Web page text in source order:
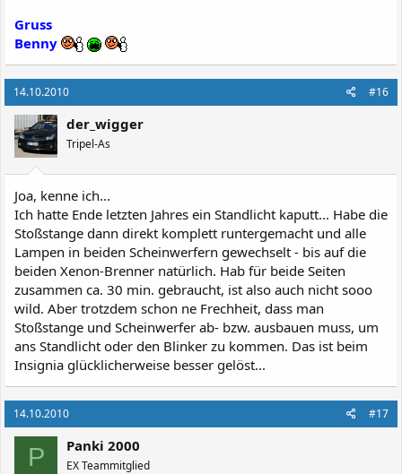
Gruss
Benny
14.10.2010 #16
der_wigger
Tripel-As
Joa, kenne ich...
Ich hatte Ende letzten Jahres ein Standlicht kaputt... Habe die
Stoßstange dann direkt komplett runtergemacht und alle
Lampen in beiden Scheinwerfern gewechselt - bis auf die
beiden Xenon-Brenner natürlich. Hab für beide Seiten
zusammen ca. 30 min. gebraucht, ist also auch nicht sooo
wild. Aber trotzdem schon ne Frechheit, dass man
Stoßstange und Scheinwerfer ab- bzw. ausbauen muss, um
ans Standlicht oder den Blinker zu kommen. Das ist beim
Insignia glücklicherweise besser gelöst...
14.10.2010 #17
P Panki 2000
EX Teammitglied